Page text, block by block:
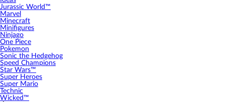
Jurassic World™
Marvel
Minecraft
Minifigures
Ninjago
One Piece
Pokemon
Sonic the Hedgehog
Speed Champions
Star Wars™
Super Heroes
Super Mario
Technic
Wicked™